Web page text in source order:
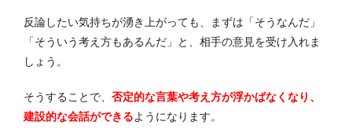
反論したい気持ちが湧き上がっても、まずは「そうなんだ」
「そういう考え方もあるんだ」と、相手の意見を受け入れま
しょう。
そうすることで、 否定的な言葉や考え方が浮かばなくなり、
建設的な会話ができるようになります。